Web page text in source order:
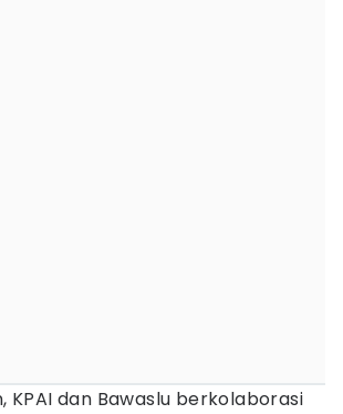
KPAI dan Bawaslu berkolaborasi